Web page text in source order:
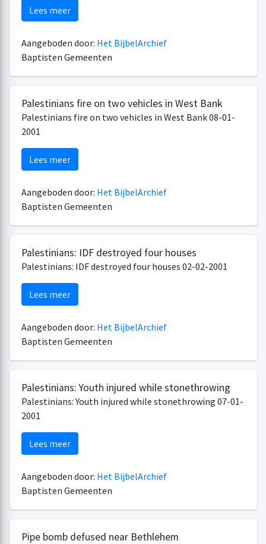
Lees meer
Aangeboden door: Het BijbelArchief
Baptisten Gemeenten
Palestinians fire on two vehicles in West Bank
Palestinians fire on two vehicles in West Bank 08-01-
2001
Lees meer
Aangeboden door: Het BijbelArchief
Baptisten Gemeenten
Palestinians: IDF destroyed four houses
Palestinians: IDF destroyed four houses 02-02-2001
Lees meer
Aangeboden door: Het BijbelArchief
Baptisten Gemeenten
Palestinians: Youth injured while stonethrowing
Palestinians: Youth injured while stonethrowing 07-01-
2001
Lees meer
Aangeboden door: Het BijbelArchief
Baptisten Gemeenten
Pipe bomb defused near Bethlehem